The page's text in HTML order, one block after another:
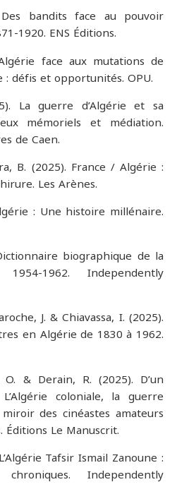
bandits face au pouvoir
1920. ENS Éditions.
face aux mutations de
: défis et opportunités. OPU.
La guerre d’Algérie et sa
mémoriels et médiation.
de Caen.
B. (2025). France / Algérie :
Les Arènes.
: Une histoire millénaire.
biographique de la
1962. Independently
J. & Chiavassa, I. (2025).
en Algérie de 1830 à 1962.
& Derain, R. (2025). D’un
coloniale, la guerre
des cinéastes amateurs
Le Manuscrit.
Tafsir Ismail Zanoune :
Independently